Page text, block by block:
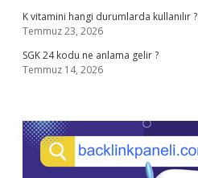
K vitamini hangi durumlarda kullanılır ?
Temmuz 23, 2026
SGK 24 kodu ne anlama gelir ?
Temmuz 14, 2026